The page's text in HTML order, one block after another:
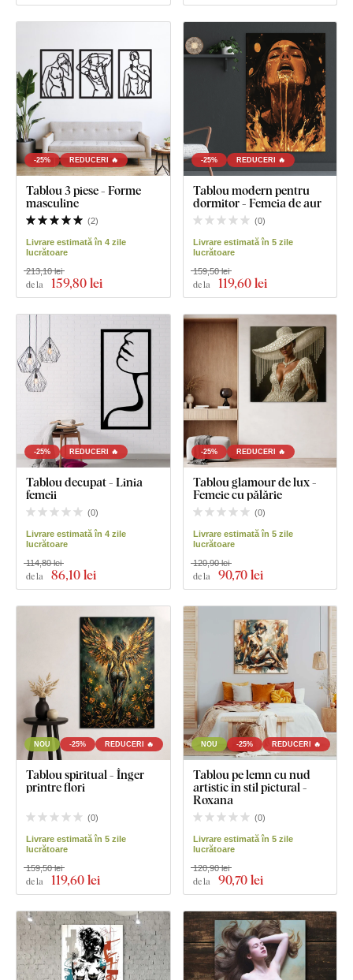
-25% REDUCERI 🔥
Tablou 3 piese - Forme
masculine
(2)
Livrare estimată în 4 zile
lucrătoare
de la 159,80 lei
213,10 lei
-25% REDUCERI 🔥
Tablou modern pentru
dormitor - Femeia de aur
(0)
Livrare estimată în 5 zile
lucrătoare
de la 119,60 lei
159,50 lei
-25% REDUCERI 🔥
Tablou decupat - Linia
femeii
(0)
Livrare estimată în 4 zile
lucrătoare
de la 86,10 lei
114,80 lei
-25% REDUCERI 🔥
Tablou glamour de lux -
Femeie cu pălărie
(0)
Livrare estimată în 5 zile
lucrătoare
de la 90,70 lei
120,90 lei
NOU -25% REDUCERI 🔥
Tablou spiritual - Înger
printre flori
(0)
Livrare estimată în 5 zile
lucrătoare
de la 119,60 lei
159,50 lei
NOU -25% REDUCERI 🔥
Tablou pe lemn cu nud
artistic în stil pictural -
Roxana
(0)
Livrare estimată în 5 zile
lucrătoare
de la 90,70 lei
120,90 lei